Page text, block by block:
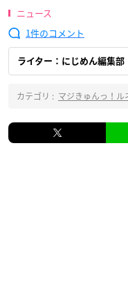
ニュース
1
ライター：にじめん編集部
カテゴリ : マジきゅんっ！ル